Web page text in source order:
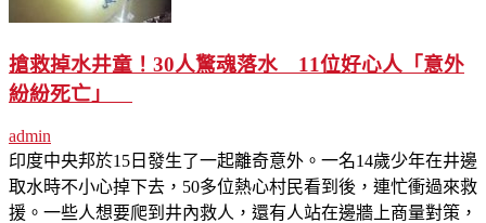
搶救掉水井童！30人驚魂落水 11位好心人「意外
紛紛死亡」
admin
印度中央邦於15日發生了一起離奇意外。一名14歲少年在井邊
取水時不小心掉下去，50多位熱心村民看到後，連忙衝過來救
援。一些人想要爬到井內救人，還有人站在邊牆上商量對策，